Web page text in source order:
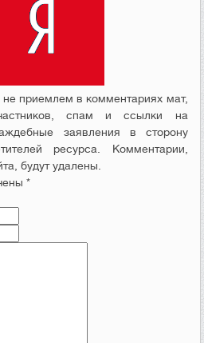
приемлем в комментариях мат,
спам и ссылки на
заявления в сторону
ресурса. Комментарии,
будут удалены.
*